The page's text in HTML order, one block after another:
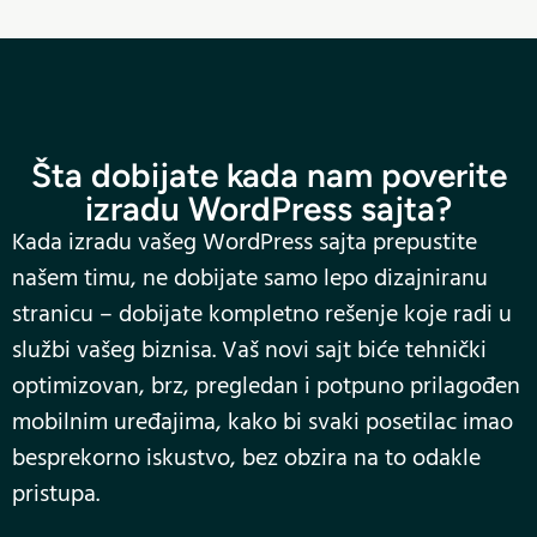
Šta dobijate kada nam poverite
izradu WordPress sajta?
Kada izradu vašeg WordPress sajta prepustite
našem timu, ne dobijate samo lepo dizajniranu
stranicu – dobijate kompletno rešenje koje radi u
službi vašeg biznisa. Vaš novi sajt biće tehnički
optimizovan, brz, pregledan i potpuno prilagođen
mobilnim uređajima, kako bi svaki posetilac imao
besprekorno iskustvo, bez obzira na to odakle
pristupa.